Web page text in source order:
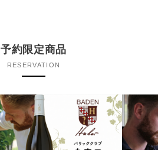
予約限定商品
RESERVATION